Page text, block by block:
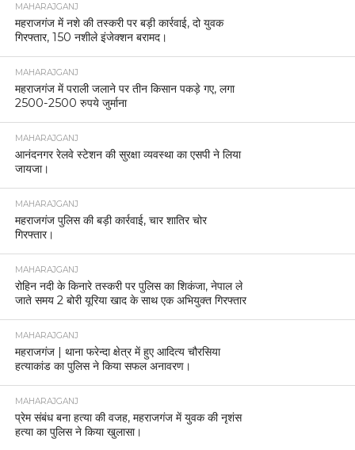
MAHARAJGANJ
महराजगंज में नशे की तस्करी पर बड़ी कार्रवाई, दो युवक
गिरफ्तार, 150 नशीले इंजेक्शन बरामद।
MAHARAJGANJ
महराजगंज में पराली जलाने पर तीन किसान पकड़े गए, लगा
2500-2500 रुपये जुर्माना
MAHARAJGANJ
आनंदनगर रेलवे स्टेशन की सुरक्षा व्यवस्था का एसपी ने लिया
जायजा।
MAHARAJGANJ
महराजगंज पुलिस की बड़ी कार्रवाई, चार शातिर चोर
गिरफ्तार।
MAHARAJGANJ
रोहिन नदी के किनारे तस्करी पर पुलिस का शिकंजा, नेपाल ले
जाते समय 2 बोरी यूरिया खाद के साथ एक अभियुक्त गिरफ्तार
MAHARAJGANJ
महराजगंज | थाना फरेन्दा क्षेत्र में हुए आदित्य चौरसिया
हत्याकांड का पुलिस ने किया सफल अनावरण।
MAHARAJGANJ
प्रेम संबंध बना हत्या की वजह, महराजगंज में युवक की नृशंस
हत्या का पुलिस ने किया खुलासा।